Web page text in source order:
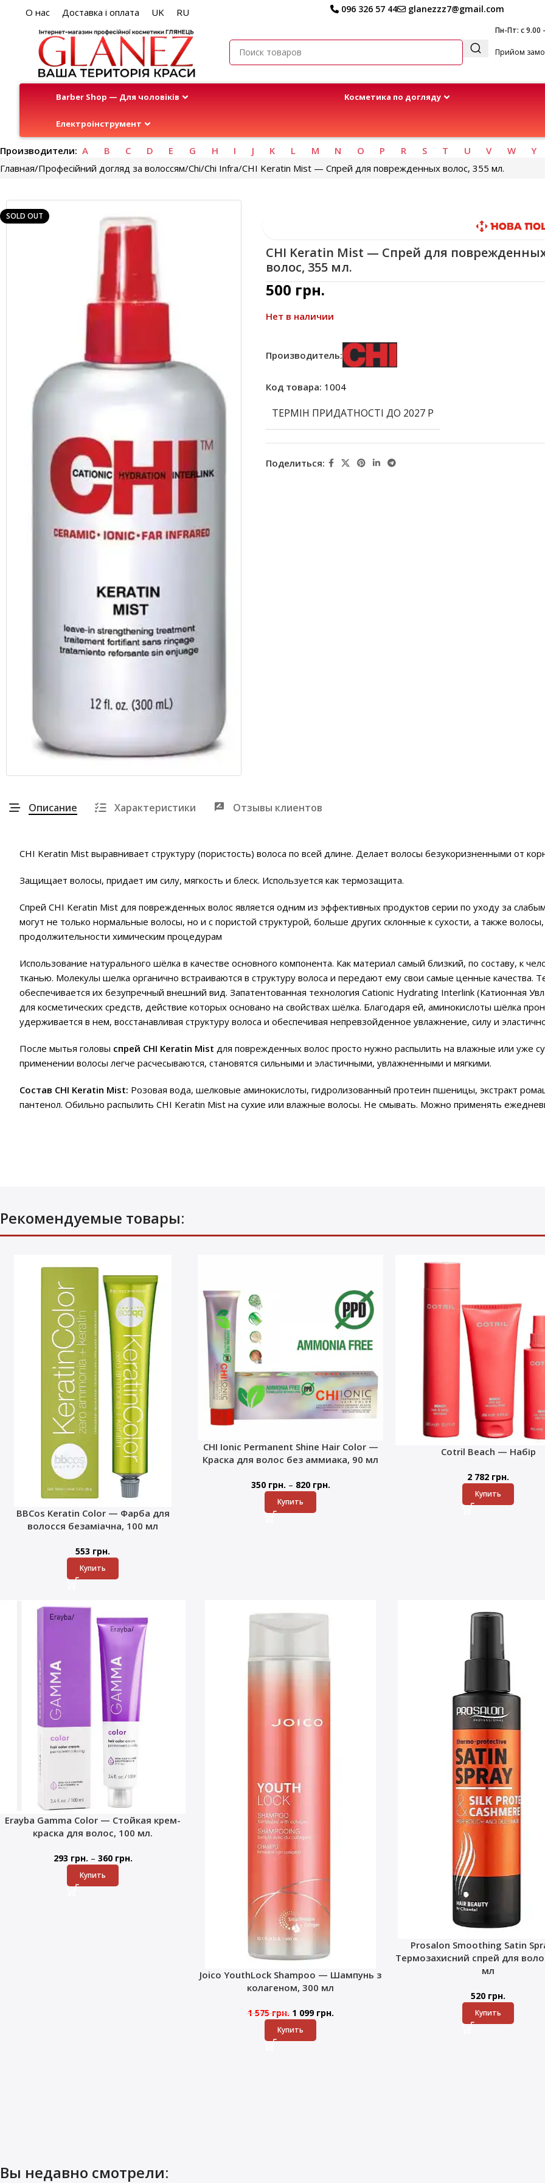
О нас Доставка і оплата UK RU 096 326 57 44 glanezzz7@gmail.com
Пн-Пт: с 9.00
Прийом
Barber Shop — Для чоловіків Kосметика по догляду
Електроінструмент
Производители: A B C D E G H I J K L M N O P R S T U V W
Y
Главная Професійний догляд за волоссям Chi Chi Infra CHI Keratin Mist — Спрей для поврежденных волос, 355 мл.
SOLD OUT
CHI Keratin Mist — Спрей для
волос, 355 мл.
500 грн.
Нет в наличии
Производитель:
Код товара: 1004
ТЕРМІН ПРИДАТНОСТІ ДО 2027 Р
Поделиться:
Описание Характеристики Отзывы клиентов
CHI Keratin Mist выравнивает структуру (пористость) волоса по всей длине. Делает волосы безукоризненными от
Защищает волосы, придает им силу, мягкость и блеск. Используется как термозащита.
Спрей CHI Keratin Mist для поврежденных волос является одним из эффективных продуктов серии по уходу за
могут не только нормальные волосы, но и с пористой структурой, больше других склонные к сухости, а также
продолжительности химическим процедурам
Использование натурального шёлка в качестве основного компонента. Как материал самый близкий, по составу, к
тканью. Молекулы шелка органично встраиваются в структуру волоса и передают ему свои самые ценные качества.
обеспечивается их безупречный внешний вид. Запатентованная технология Cationic Hydrating Interlink (Катионная
для косметических средств, действие которых основано на свойствах шёлка. Благодаря ей, аминокислоты шёлка
удерживается в нем, восстанавливая структуру волоса и обеспечивая непревзойденное увлажнение, силу и
После мытья головы спрей CHI Keratin Mist для поврежденных волос просто нужно распылить на влажные или уже
применении волосы легче расчесываются, становятся сильными и эластичными, увлажненными и мягкими.
Состав CHI Keratin Mist: Розовая вода, шелковые аминокислоты, гидролизованный протеин пшеницы, экстракт
пантенол. Обильно распылить CHI Keratin Mist на сухие или влажные волосы. Не смывать. Можно применять
Рекомендуемые товары:
BBCos Keratin Color — Фарба для
волосся безаміачна, 100 мл
553 грн.
Купить
CHI Ionic Permanent Shine Hair Color —
Краска для волос без аммиака, 90 мл
350 грн. – 820 грн.
Купить
Cotril Beach — Набір
2 782 грн.
Купить
Erayba Gamma Color — Стойкая крем-
краска для волос, 100 мл.
293 грн. – 360 грн.
Купить
Joico YouthLock Shampoo — Шампунь з
колагеном, 300 мл
1 575грн. 1 099 грн.
Купить
Prosalon Smoothing Satin
Термозахисний спрей для
мл
520 грн.
Купить
Вы недавно смотрели: